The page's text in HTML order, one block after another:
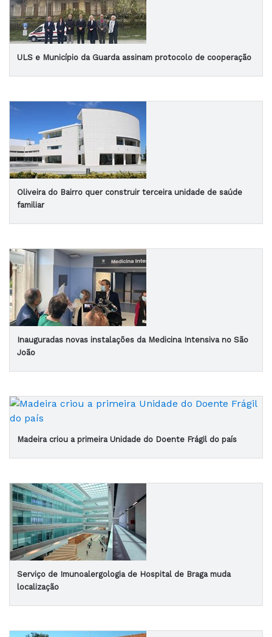
ULS e Município da Guarda assinam protocolo de cooperação
Oliveira do Bairro quer construir terceira unidade de saúde
familiar
Inauguradas novas instalações da Medicina Intensiva no São
João
Madeira criou a primeira Unidade do Doente Frágil do país
Serviço de Imunoalergologia de Hospital de Braga muda
localização